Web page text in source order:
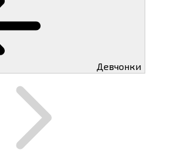
Девчонки